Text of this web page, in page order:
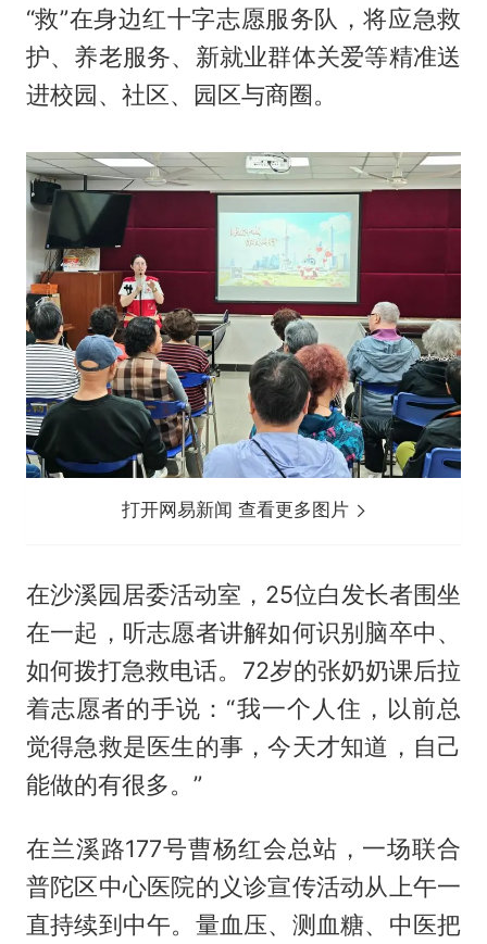
“救”在身边红十字志愿服务队，将应急救
护、养老服务、新就业群体关爱等精准送
进校园、社区、园区与商圈。
打开网易新闻 查看更多图片
在沙溪园居委活动室，25位白发长者围坐
在一起，听志愿者讲解如何识别脑卒中、
如何拨打急救电话。72岁的张奶奶课后拉
着志愿者的手说：“我一个人住，以前总
觉得急救是医生的事，今天才知道，自己
能做的有很多。”
在兰溪路177号曹杨红会总站，一场联合
普陀区中心医院的义诊宣传活动从上午一
直持续到中午。量血压、测血糖、中医把